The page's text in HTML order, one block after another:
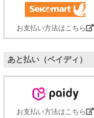
お支払い方法はこちら
あと払い（ペイディ）
お支払い方法はこちら